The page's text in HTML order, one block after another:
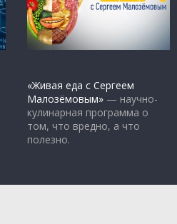
«Живая еда с Сергеем
Малозёмовым»— научно-
кулинарная программа о
том, что вредно, а что
полезно.